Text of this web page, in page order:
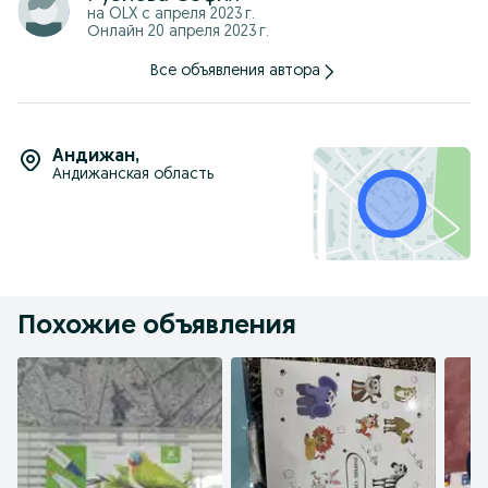
на OLX с апреля 2023 г.
Онлайн 20 апреля 2023 г.
Все объявления автора
Андижан,
Андижанская область
Похожие объявления